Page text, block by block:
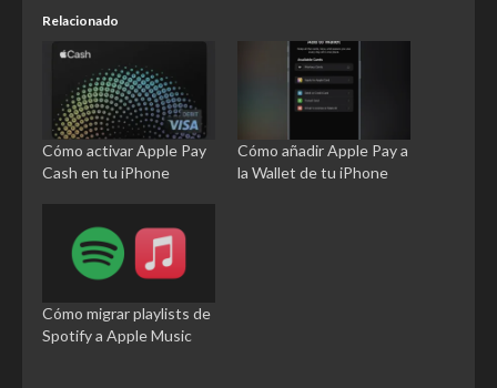
Relacionado
Cómo activar Apple Pay
Cash en tu iPhone
Cómo añadir Apple Pay a
la Wallet de tu iPhone
Cómo migrar playlists de
Spotify a Apple Music